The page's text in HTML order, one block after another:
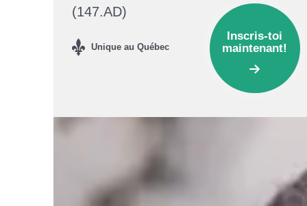
Diminuer le texte
Niveau de gris
Réinitialiser
(147.AD)
Unique au Québec
Inscris-toi
maintenant!